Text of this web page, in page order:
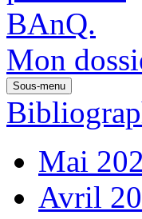
Mon
Sous-menu
Mai
Avril